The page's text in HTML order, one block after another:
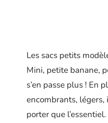
Les sacs petits
Mini, petite banane,
s’en passe plus ! En
encombrants,
porter que